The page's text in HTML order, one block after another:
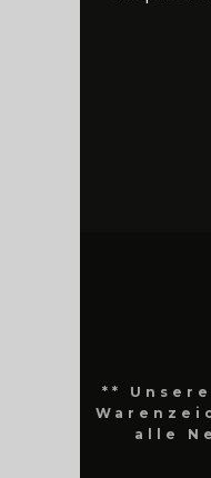
**
alle